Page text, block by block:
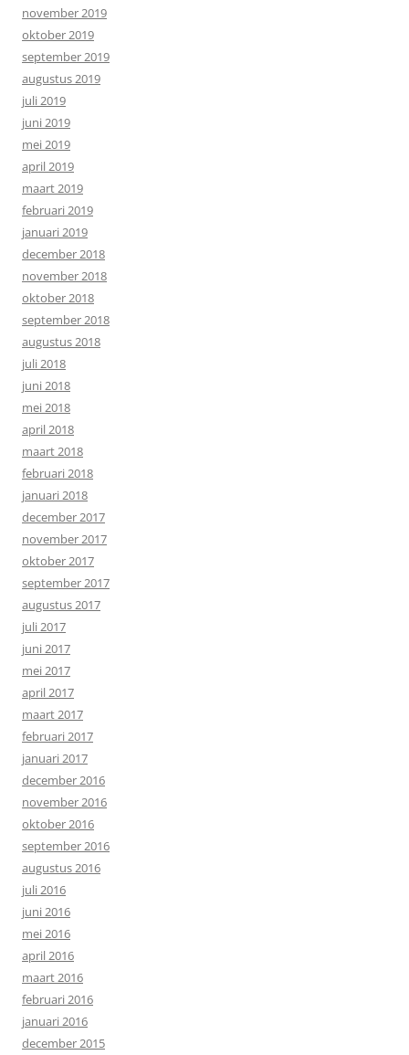
november 2019
oktober 2019
september 2019
augustus 2019
juli 2019
juni 2019
mei 2019
april 2019
maart 2019
februari 2019
januari 2019
december 2018
november 2018
oktober 2018
september 2018
augustus 2018
juli 2018
juni 2018
mei 2018
april 2018
maart 2018
februari 2018
januari 2018
december 2017
november 2017
oktober 2017
september 2017
augustus 2017
juli 2017
juni 2017
mei 2017
april 2017
maart 2017
februari 2017
januari 2017
december 2016
november 2016
oktober 2016
september 2016
augustus 2016
juli 2016
juni 2016
mei 2016
april 2016
maart 2016
februari 2016
januari 2016
december 2015